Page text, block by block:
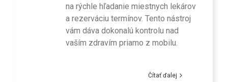
na rýchle hľadanie miestnych lekárov
a rezerváciu termínov. Tento nástroj
vám dáva dokonalú kontrolu nad
vaším zdravím priamo z mobilu.
Čítať ďalej